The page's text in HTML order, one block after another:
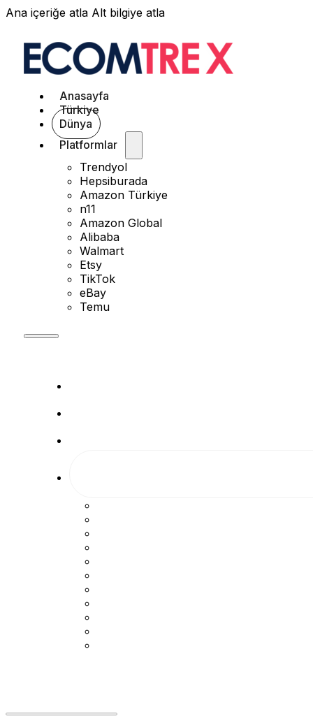
Ana içeriğe atla Alt bilgiye atla
Anasayfa
Türkiye
Dünya
Platformlar
Trendyol
Hepsiburada
Amazon Türkiye
n11
Amazon Global
Alibaba
Walmart
Etsy
TikTok
eBay
Temu